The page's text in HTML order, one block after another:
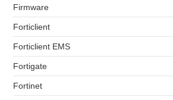
Firmware
Forticlient
Forticlient EMS
Fortigate
Fortinet